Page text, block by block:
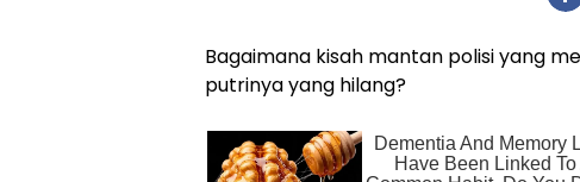
Bagaimana kisah mantan polisi yang
putrinya yang hilang?